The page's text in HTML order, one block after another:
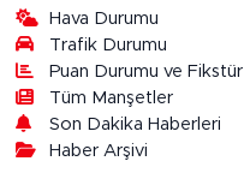
Hava Durumu
Trafik Durumu
Puan Durumu ve Fikstür
Tüm Manşetler
Son Dakika Haberleri
Haber Arşivi